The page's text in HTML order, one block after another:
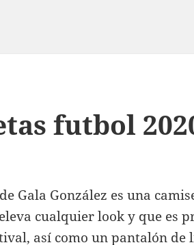
futbol
Gala González es una
cualquier look y que es
así como un pantalón de